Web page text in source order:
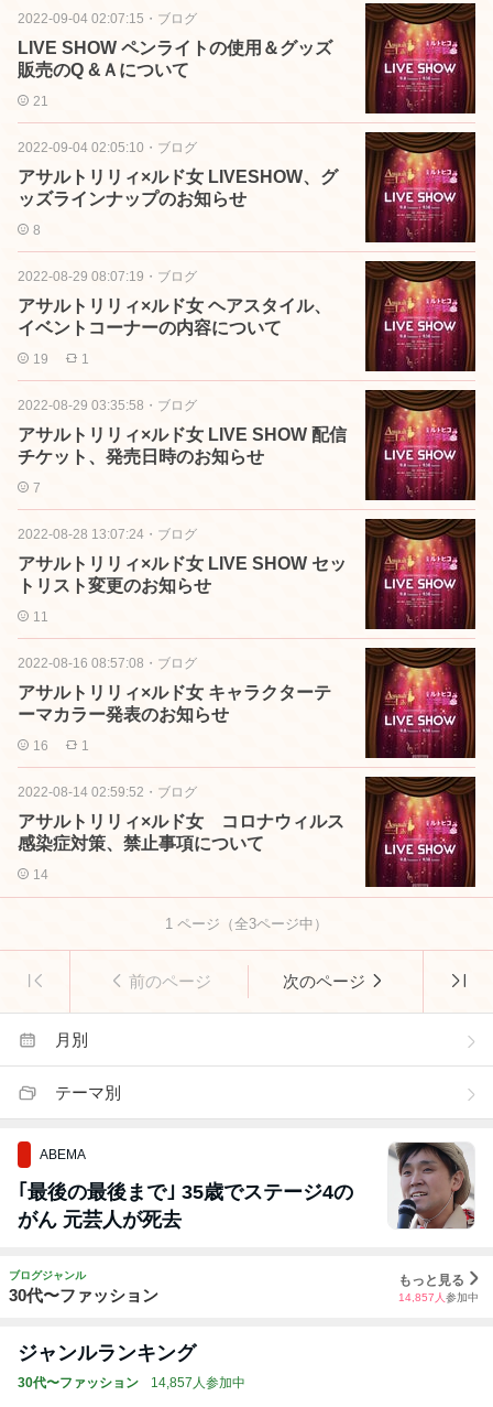
2022-09-04 02:07:15 ・ ブログ
LIVE SHOW ペンライトの使用＆グッズ
販売のQ &Ａについて
21
2022-09-04 02:05:10 ・ ブログ
アサルトリリィ×ルド女 LIVESHOW、グ
ッズラインナップのお知らせ
8
2022-08-29 08:07:19 ・ ブログ
アサルトリリィ×ルド女 ヘアスタイル、
イベントコーナーの内容について
19 1
2022-08-29 03:35:58 ・ ブログ
アサルトリリィ×ルド女 LIVE SHOW 配信
チケット、発売日時のお知らせ
7
2022-08-28 13:07:24 ・ ブログ
アサルトリリィ×ルド女 LIVE SHOW セッ
トリスト変更のお知らせ
11
2022-08-16 08:57:08 ・ ブログ
アサルトリリィ×ルド女 キャラクターテ
ーマカラー発表のお知らせ
16 1
2022-08-14 02:59:52 ・ ブログ
アサルトリリィ×ルド女 コロナウィルス
感染症対策、禁止事項について
14
1 ページ（全3ページ中）
前のページ 次のページ
月別
テーマ別
ABEMA
｢最後の最後まで｣ 35歳でステージ4の
がん 元芸人が死去
ブログジャンル
30代〜ファッション
もっと見る
14,857 人 参加中
ジャンルランキング
30代〜ファッション 14,857人参加中